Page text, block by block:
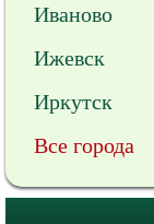
Иваново
Ижевск
Иркутск
Все города